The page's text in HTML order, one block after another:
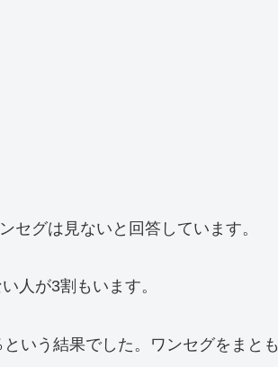
セグは見ないと回答しています。
人が3割もいます。
いう結果でした。ワンセグをまとも